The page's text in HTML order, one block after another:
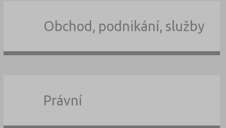
Obchod, podnikání, služby
Právní